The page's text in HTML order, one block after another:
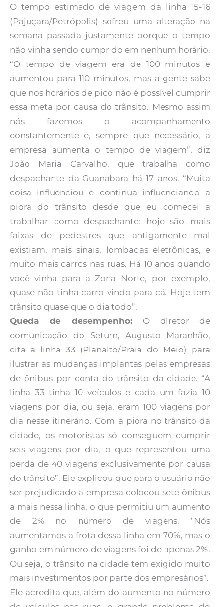
O tempo estimado de viagem da linha 15-16
(Pajuçara/Petrópolis) sofreu uma alteração na
semana passada justamente porque o tempo
não vinha sendo cumprido em nenhum horário.
“O tempo de viagem era de 100 minutos e
aumentou para 110 minutos, mas a gente sabe
que nos horários de pico não é possível cumprir
essa meta por causa do trânsito. Mesmo assim
nós fazemos o acompanhamento
constantemente e, sempre que necessário, a
empresa aumenta o tempo de viagem”, diz
João Maria Carvalho, que trabalha como
despachante da Guanabara há 17 anos. “Muita
coisa influenciou e continua influenciando a
piora do trânsito desde que eu comecei a
trabalhar como despachante: hoje são mais
faixas de pedestres que antigamente mal
existiam, mais sinais, lombadas eletrônicas, e
muito mais carros nas ruas. Há 10 anos quando
você vinha para a Zona Norte, por exemplo,
quase não tinha carro vindo para cá. Hoje tem
trânsito quase que o dia todo”.
Queda de desempenho: O diretor de
comunicação do Seturn, Augusto Maranhão,
cita a linha 33 (Planalto/Praia do Meio) para
ilustrar as mudanças implantas pelas empresas
de ônibus por conta do trânsito da cidade. “A
linha 33 tinha 10 veículos e cada um fazia 10
viagens por dia, ou seja, eram 100 viagens por
dia nesse itinerário. Com a piora no trânsito da
cidade, os motoristas só conseguem cumprir
seis viagens por dia, o que representou uma
perda de 40 viagens exclusivamente por causa
do trânsito”. Ele explicou que para o usuário não
ser prejudicado a empresa colocou sete ônibus
a mais nessa linha, o que permitiu um aumento
de 2% no número de viagens. “Nós
aumentamos a frota dessa linha em 70%, mas o
ganho em número de viagens foi de apenas 2%.
Ou seja, o trânsito na cidade tem exigido muito
mais investimentos por parte dos empresários”.
Ele acredita que, além do aumento no número